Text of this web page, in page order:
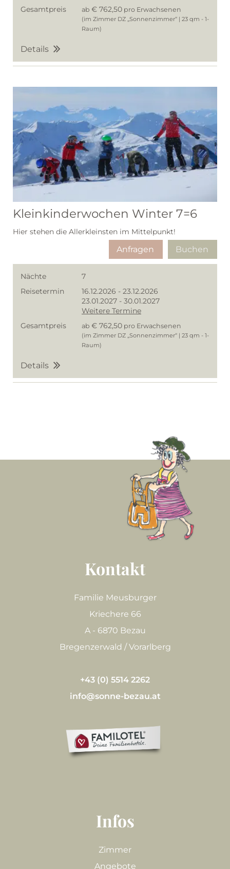
Gesamtpreis
ab € 762,50 pro Erwachsenen
(im Zimmer DZ „Sonnenzimmer“ | 23 qm - 1-
Raum)
Details
Kleinkinderwochen Winter 7=6
Hier stehen die Allerkleinsten im Mittelpunkt!
Buchen
Anfragen
Nächte
7
Reisetermin
16.12.2026 - 23.12.2026
23.01.2027 - 30.01.2027
Weitere Termine
Gesamtpreis
ab € 762,50 pro Erwachsenen
(im Zimmer DZ „Sonnenzimmer“ | 23 qm - 1-
Raum)
Details
Kontakt
Familie Meusburger
Kriechere 66
A - 6870 Bezau
Bregenzerwald / Vorarlberg
+43 (0) 5514 2262
info@sonne-bezau.at
Infos
Zimmer
Angebote